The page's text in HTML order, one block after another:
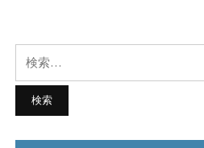
ョ
ン
索: